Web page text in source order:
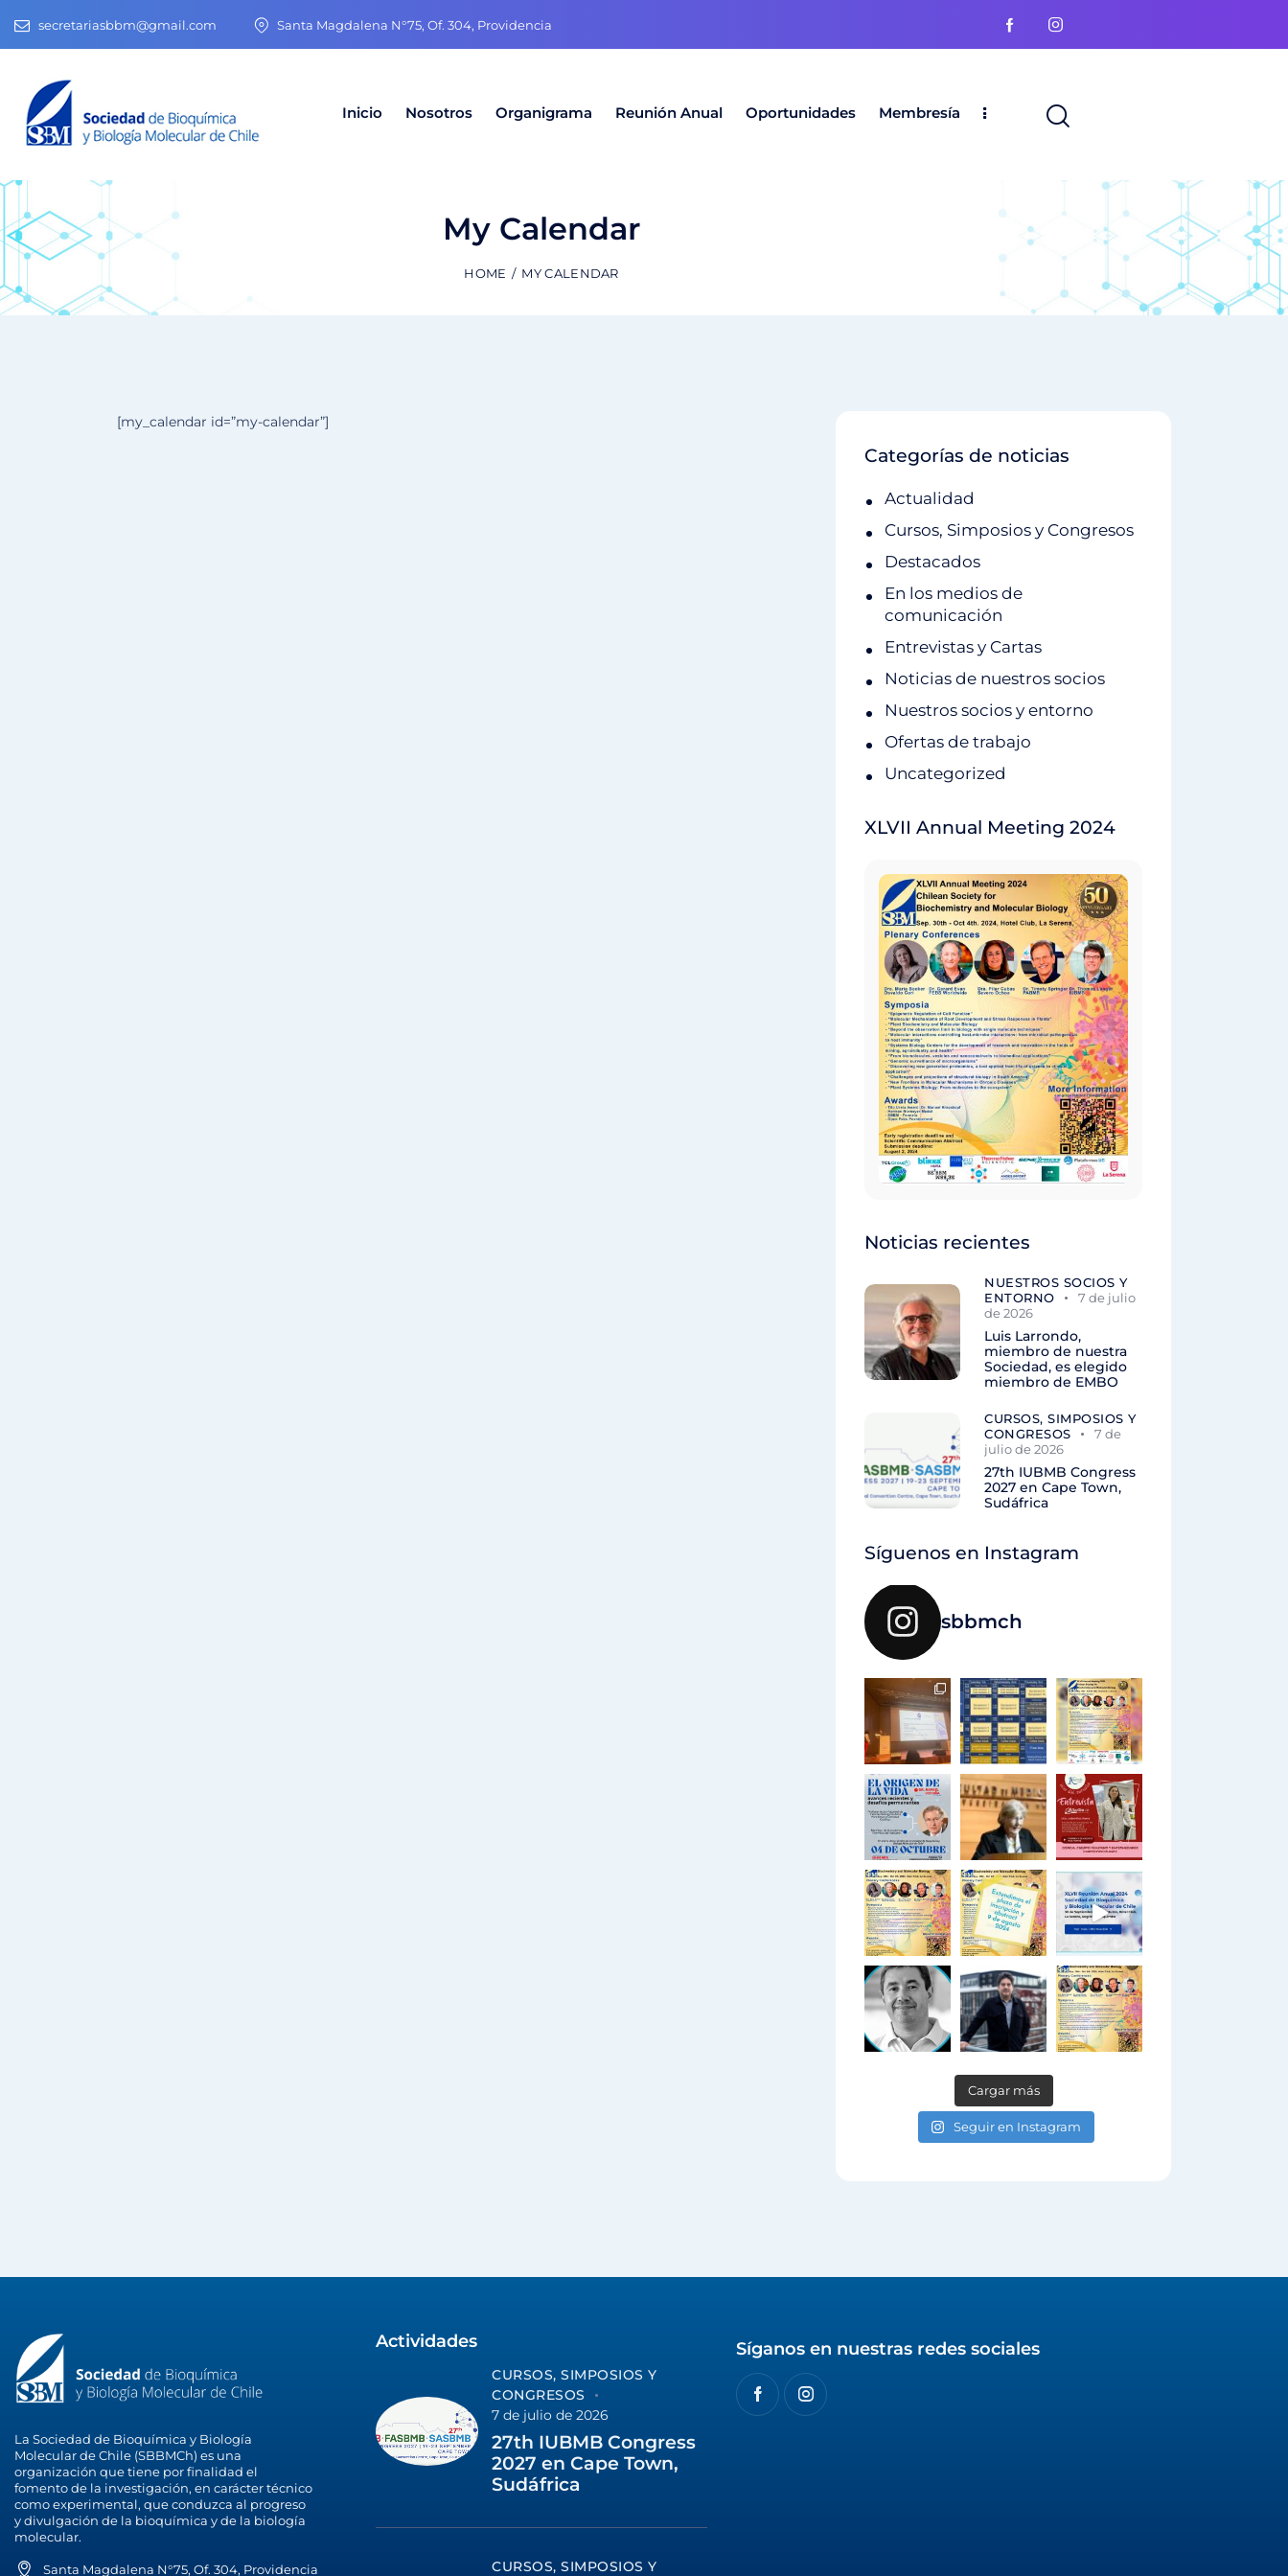
secretariasbbm@gmail.com Santa Magdalena N°75, Of. 304, Providencia
Inicio Nosotros Organigrama Reunión Anual Oportunidades Membresía
My Calendar
HOME MY CALENDAR
[my_calendar id=”my-calendar”]
Categorías de noticias
Actualidad
Cursos, Simposios y Congresos
Destacados
En los medios de
comunicación
Entrevistas y Cartas
Noticias de nuestros socios
Nuestros socios y entorno
Ofertas de trabajo
Uncategorized
XLVII Annual Meeting 2024
Noticias recientes
NUESTROS SOCIOS Y
ENTORNO
7 de julio
de 2026
Luis Larrondo,
miembro de nuestra
Sociedad, es elegido
miembro de EMBO
CURSOS, SIMPOSIOS Y
CONGRESOS
7 de
julio de 2026
27th IUBMB Congress
2027 en Cape Town,
Sudáfrica
Síguenos en Instagram
sbbmch
Cargar más
Seguir en Instagram
La Sociedad de Bioquímica y Biología
Molecular de Chile (SBBMCh) es una
organización que tiene por finalidad el
fomento de la investigación, en carácter técnico
como experimental, que conduzca al progreso
y divulgación de la bioquímica y de la biología
molecular.
Santa Magdalena N°75, Of. 304, Providencia
Actividades
CURSOS, SIMPOSIOS Y
CONGRESOS
7 de julio de 2026
27th IUBMB Congress
2027 en Cape Town,
Sudáfrica
CURSOS, SIMPOSIOS Y
Síganos en nuestras redes sociales